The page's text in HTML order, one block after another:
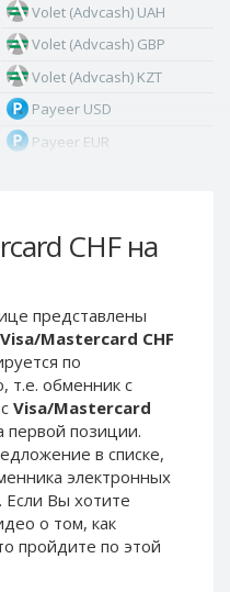
CHF на
представлены
Visa/Mastercard CHF
по
т.е. обменник с
Visa/Mastercard
первой позиции.
в списке,
электронных
Вы хотите
о том, как
пройдите по этой
Volet (Advcash) UAH
Volet (Advcash) GBP
Volet (Advcash) KZT
Payeer USD
Payeer EUR
Payeer Tether ERC20
(USDT)
ЮMoney RUB
PayPal USD
PayPal EUR
PayPal GBP
PayPal CAD
PayPal AUD
PayPal RUB